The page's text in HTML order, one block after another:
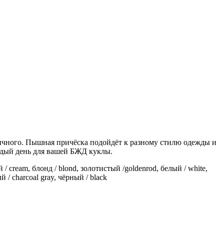
Пышная причёска подойдёт к разному стилю одежды и
день для вашей БЖД куклы.
блонд / blond, золотистый /goldenrod, белый / white,
/ charcoal gray, чёрный / black